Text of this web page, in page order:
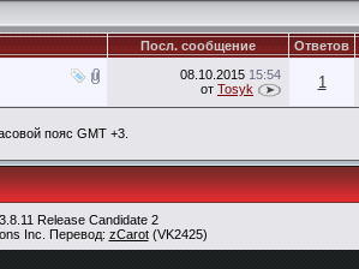
Посл. сообщение Ответов
08.10.2015 15:54
от Tosyk 1
пояс GMT +3.
Release Candidate 2
Inc. Перевод: zCarot(VK2425)